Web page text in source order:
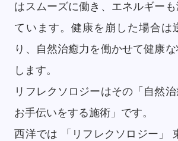
はスムーズに働き、エネルギー
ています。健康を崩した場合は
り、自然治癒力を働かせて健康
します。
リフレクソロジーはその「自然
お手伝いをする施術」です。
西洋では 「リフレクソロジー」